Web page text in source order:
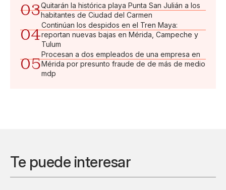
03Quitarán la histórica playa Punta San Julián a los
habitantes de Ciudad del Carmen
04
Continúan los despidos en el Tren Maya:
reportan nuevas bajas en Mérida, Campeche y
Tulum
05
Procesan a dos empleados de una empresa en
Mérida por presunto fraude de de más de medio
mdp
Te puede interesar